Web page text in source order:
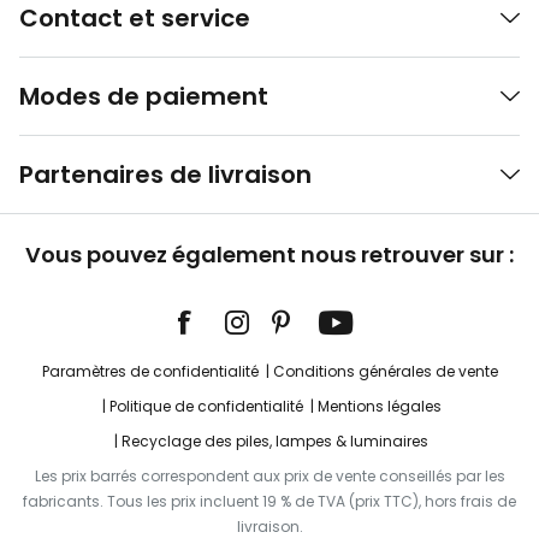
Contact et service
Modes de paiement
Partenaires de livraison
Vous pouvez également nous retrouver sur :
Paramètres de confidentialité
Conditions générales de vente
Politique de confidentialité
Mentions légales
Recyclage des piles, lampes & luminaires
Les prix barrés correspondent aux prix de vente conseillés par les
fabricants. Tous les prix incluent 19 % de TVA (prix TTC), hors frais de
livraison.